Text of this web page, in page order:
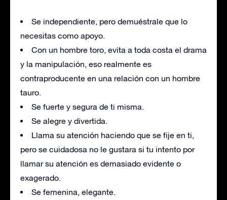
Se independiente, pero demuéstrale que lo
necesitas como apoyo.
Con un hombre toro, evita a toda costa el drama
y la manipulación, eso realmente es
contraproducente en una relación con un hombre
tauro.
Se fuerte y segura de ti misma.
Se alegre y divertida.
Llama su atención haciendo que se fije en ti,
pero se cuidadosa no le gustara si tu intento por
llamar su atención es demasiado evidente o
exagerado.
Se femenina, elegante.